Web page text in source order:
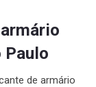
Paulo
de armário